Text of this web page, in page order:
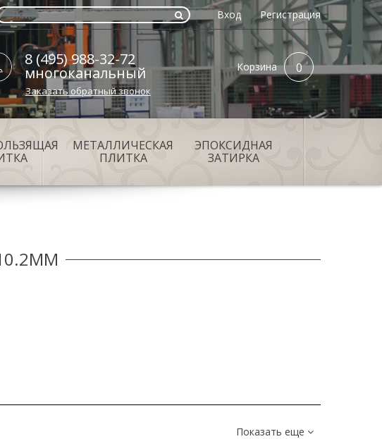
Вход Регистрация
Корзина 0
8 (495) 988-32-72
многоканальный
Заказать обратный звонок
МЕТАЛЛИЧЕСКАЯ
ПЛИТКА
ЭПОКСИДНАЯ
ЗАТИРКА
Показать еще